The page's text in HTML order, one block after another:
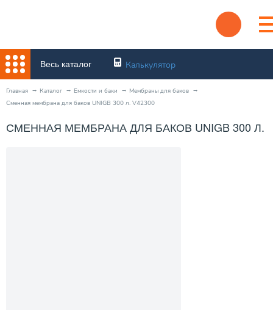
Весь каталог Калькулятор
Главная Каталог Емкости и баки
Мембраны для баков
Сменная мембрана для баков UNIGB 300 л. V42300
СМЕННАЯ МЕМБРАНА ДЛЯ БАКОВ UNIGB 300 Л.